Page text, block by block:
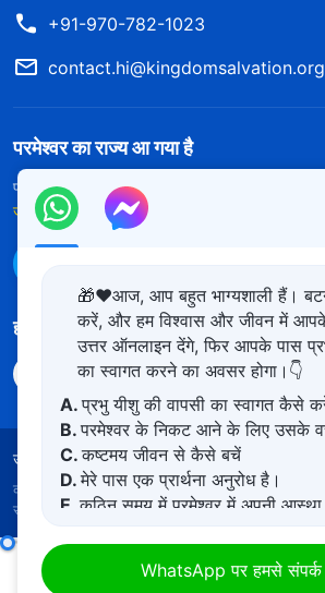
+91-970-782-1023
contact.hi@kingdomsalvation.org
परमेश्वर का राज्य आ गया है
परमेश्वर का राज्य पृथ्वी पर आ गया है! क्या आप इसमें प्रवेश
जानें
हमारा अनुसरण करें
उपयोग की शर्तें गोपनीयता नीत साभार
कॉपीराइट © 2026 सर्वशक्तिमान परमेश्वर की कलीसिया।
सुरक्षित।
🎁❤️आज, आप बहुत भाग्यशाली हैं।
करें, और हम विश्वास और जीवन में
उत्तर ऑनलाइन देंगे, फिर आपके पास
का स्वागत करने का अवसर होगा।👇
A.प्रभु यीशु की वापसी का स्वागत कैसे
B.परमेश्वर के निकट आने के लिए उसके
C.कष्टमय जीवन से कैसे बचें
D.मेरे पास एक प्रार्थना अनुरोध है।
E.कठिन समय में परमेश्वर में अपनी
WhatsApp पर हमसे